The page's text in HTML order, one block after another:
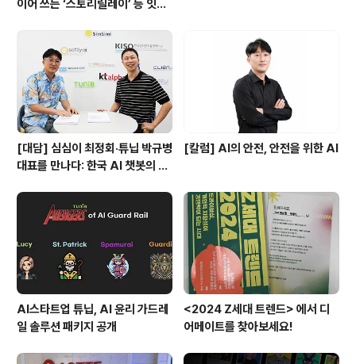
이어 쓰는 ‘스토리릴레이’ 등 잇달
[대담] 심심이 최정회·튜닙 박규병
대표를 만나다: 한국 AI 챗봇의 현
키워드는 ‘다양한 콘셉트’(심심이)
와 ‘즐거움’(디어메이트)
[칼럼] AI의 안전, 안전을 위한 AI
AI스타트업 튜닙, AI 윤리 가드레
일 솔루션 패키지 공개
<2024 Z세대 트렌드> 에서 디
어메이트를 찾아보세요!